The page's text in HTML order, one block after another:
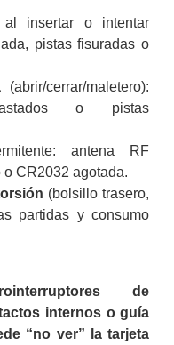
al insertar o intentar
pistas fisuradas o
(abrir/cerrar/maletero):
o pistas
antena RF
CR2032 agotada.
(bolsillo trasero,
partidas y consumo
de
internos o guía
“no ver” la tarjeta